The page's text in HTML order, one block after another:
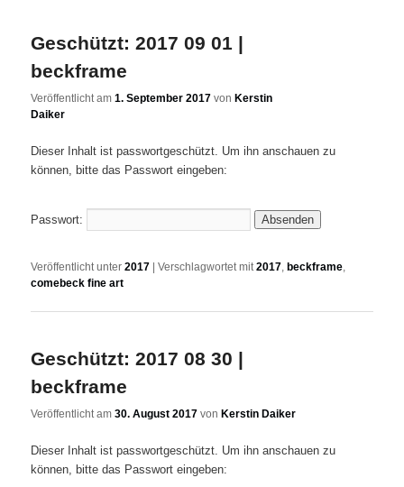
Geschützt: 2017 09 01 |
beckframe
Veröffentlicht am1. September 2017 vonKerstin
Daiker
Dieser Inhalt ist passwortgeschützt. Um ihn anschauen zu
können, bitte das Passwort eingeben:
Passwort:
Veröffentlicht unter 2017 |Verschlagwortet mit 2017, beckframe,
comebeck fine art
Geschützt: 2017 08 30 |
beckframe
Veröffentlicht am30. August 2017 von Kerstin Daiker
Dieser Inhalt ist passwortgeschützt. Um ihn anschauen zu
können, bitte das Passwort eingeben: